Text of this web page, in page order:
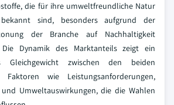
die für ihre umweltfreundliche Natur
sind, besonders aufgrund der
der Branche auf Nachhaltigkeit
Dynamik des Marktanteils zeigt ein
Gleichgewicht zwischen den beiden
wie Leistungsanforderungen,
Umweltauswirkungen, die die Wahlen